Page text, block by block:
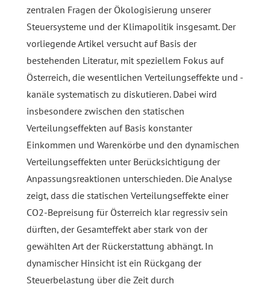
zentralen Fragen der Ökologisierung unserer
Steuersysteme und der Klimapolitik insgesamt. Der
vorliegende Artikel versucht auf Basis der
bestehenden Literatur, mit speziellem Fokus auf
Österreich, die wesentlichen Verteilungseffekte und -
kanäle systematisch zu diskutieren. Dabei wird
insbesondere zwischen den statischen
Verteilungseffekten auf Basis konstanter
Einkommen und Warenkörbe und den dynamischen
Verteilungseffekten unter Berücksichtigung der
Anpassungsreaktionen unterschieden. Die Analyse
zeigt, dass die statischen Verteilungseffekte einer
CO2-Bepreisung für Österreich klar regressiv sein
dürften, der Gesamteffekt aber stark von der
gewählten Art der Rückerstattung abhängt. In
dynamischer Hinsicht ist ein Rückgang der
Steuerbelastung über die Zeit durch